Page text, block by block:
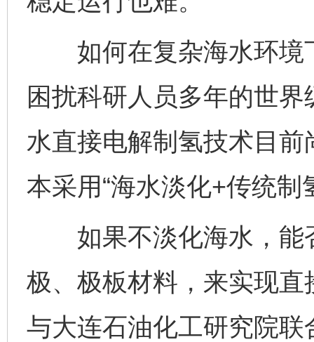
如何在复杂海水环境
困扰科研人员多年的世
水直接电解制氢技术目
本采用“海水淡化+传统制
如果不淡化海水，能
极、极板材料，来实现
与大连石油化工研究院